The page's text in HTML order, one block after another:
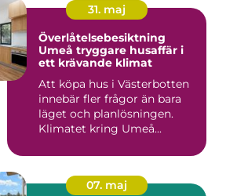
31. maj
Överlåtelsebesiktning
Umeå tryggare husaffär i
ett krävande klimat
Att köpa hus i Västerbotten
innebär fler frågor än bara
läget och planlösningen.
Klimatet kring Umeå...
07. maj